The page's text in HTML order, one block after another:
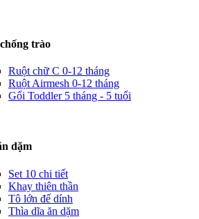
trào
Ruột chữ C 0-12 tháng
Ruột Airmesh 0-12 tháng
Gối Toddler 5 tháng - 5 tuổi
dặm
Set 10 chi tiết
Khay thiên thần
Tô lớn đế dính
Thìa dĩa ăn dặm